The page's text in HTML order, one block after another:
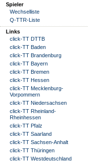
Spieler
Wechselliste
Q-TTR-Liste
Links
click-TT DTTB
click-TT Baden
click-TT Brandenburg
click-TT Bayern
click-TT Bremen
click-TT Hessen
click-TT Mecklenburg-
Vorpommern
click-TT Niedersachsen
click-TT Rheinland-
Rheinhessen
click-TT Pfalz
click-TT Saarland
click-TT Sachsen-Anhalt
click-TT Thüringen
click-TT Westdeutschland